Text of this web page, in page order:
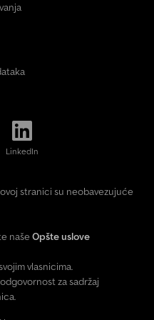
LinkedIn
stranici su neobavezujuće
naše Opšte uslove
vlasnicima.
za sadržaj